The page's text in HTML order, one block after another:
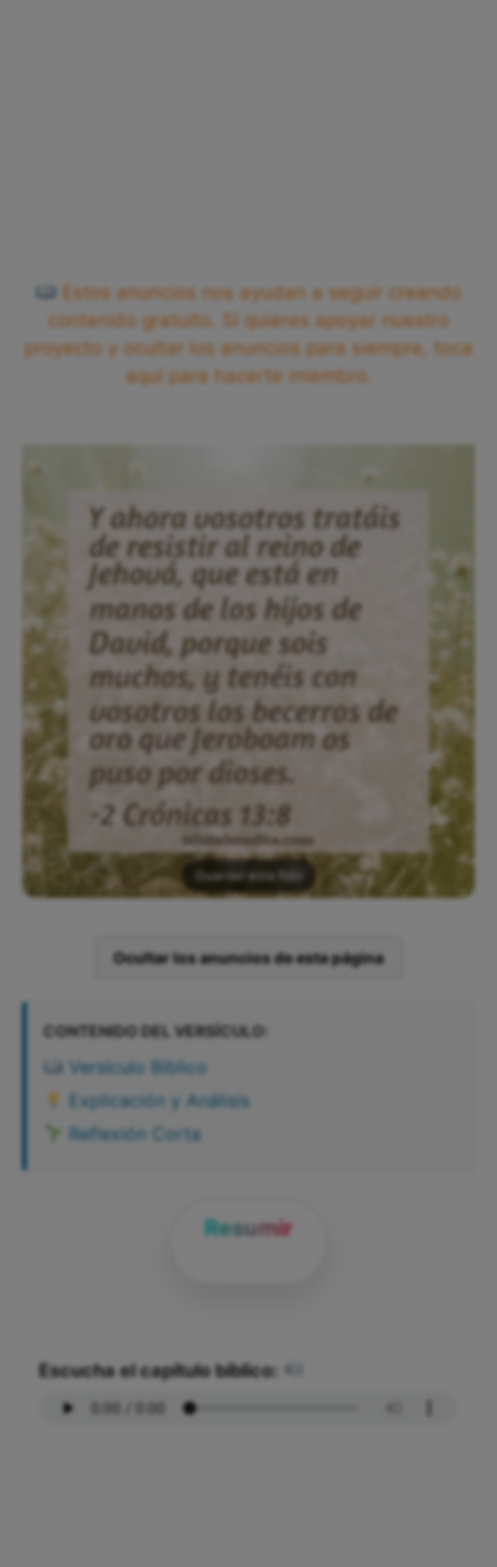
Estos anuncios nos ayudan a seguir creando
contenido gratuito. Si quieres apoyar nuestro
proyecto y ocultar los anuncios para siempre, toca
aquí para hacerte miembro.
Guardar esta foto
Ocultar los anuncios de esta página
CONTENIDO DEL VERSÍCULO:
Versículo Bíblico
Explicación y Análisis
Reflexión Corta
Resumir
Escucha el capítulo bíblico: